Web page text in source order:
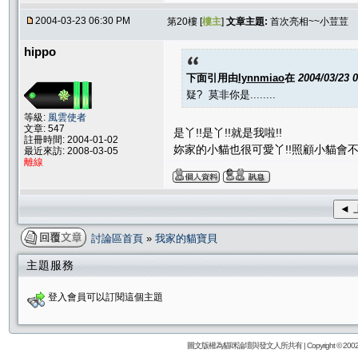
2004-03-23 06:30 PM 第20樓 [樓主] 文章主題: 首次亮相~~小荳荳
hippo
等級: 風雲使者
文章: 547
註冊時間: 2004-01-02
最近來訪: 2008-03-05
離線
下面引用由lynnmiao在 2004/03/23
疑? 莫非你是........
是丫!!是丫!!就是我啦!!
妳家的小貓也很可愛丫!!照顧小貓會
◄
討論區首頁 » 我家的貓寶貝
主題服務
登入會員可以訂閱這個主題
圖文版權為貓咪論壇與發文人所共有 | Copyright ©